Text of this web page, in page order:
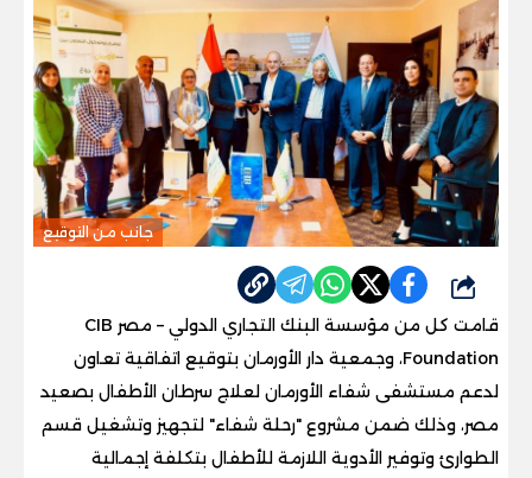
جانب من التوقيع
شارك
قامت كل من مؤسسة البنك التجاري الدولي – مصر CIB
Foundation، وجمعية دار الأورمان بتوقيع اتفاقية تعاون
لدعم مستشفى شفاء الأورمان لعلاج سرطان الأطفال بصعيد
مصر، وذلك ضمن مشروع "رحلة شفاء" لتجهيز وتشغيل قسم
الطوارئ وتوفير الأدوية اللازمة للأطفال بتكلفة إجمالية